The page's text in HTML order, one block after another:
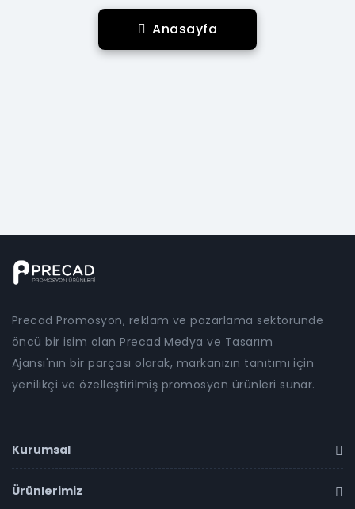
Anasayfa
Precad Promosyon, reklam ve pazarlama sektöründe
öncü bir isim olan Precad Medya ve Tasarım
Ajansı'nın bir parçası olarak, markanızın tanıtımı için
yenilikçi ve özelleştirilmiş promosyon ürünleri sunar.
Kurumsal
Ürünlerimiz